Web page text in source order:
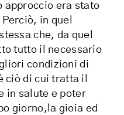
approccio era stato
in quel
che, da quel
tutto il necessario
condizioni di
ciò di cui tratta il
in salute e poter
giorno,la gioia ed